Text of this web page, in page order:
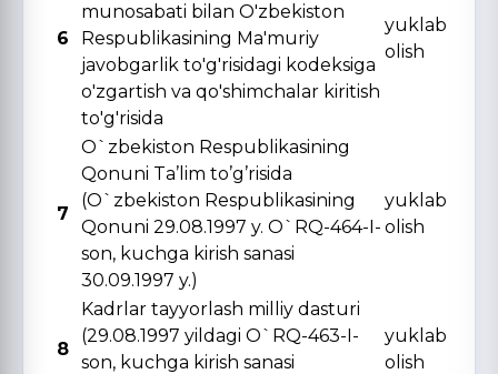
6
munosabati bilan O'zbekiston
Respublikasining Ma'muriy
javobgarlik to'g'risidagi kodeksiga
o'zgartish va qo'shimchalar kiritish
to'g'risida
yuklab
olish
7
O`zbekiston Respublikasining
Qonuni Ta’lim to’g’risida
(O`zbekiston Respublikasining
Qonuni 29.08.1997 y. O`RQ-464-I-
son, kuchga kirish sanasi
30.09.1997 y.)
yuklab
olish
8
Kadrlar tayyorlash milliy dasturi
(29.08.1997 yildagi O`RQ-463-I-
son, kuchga kirish sanasi
yuklab
olish